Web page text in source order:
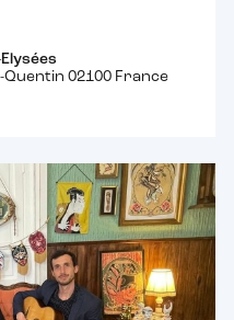
02100 France